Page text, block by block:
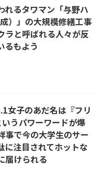
れるタワマン「与野ハ
）」の大規模修繕工事
ラと呼ばれる人々が反
るもよう
女子のあだ名は『フリ
うパワーワードが爆
事で今の大学生のサー
に注目されてホットな
届けられる